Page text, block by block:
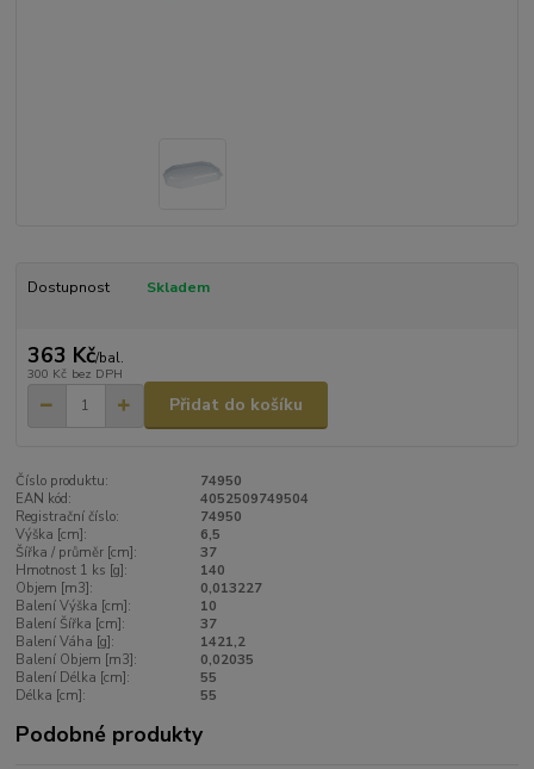
Dostupnost Skladem
363 Kč/bal.
300 Kč bez DPH
Přidat do košíku
Číslo produktu:
74950
EAN kód:
4052509749504
Registrační číslo:
74950
Výška [cm]:
6,5
Šířka / průměr [cm]:
37
Hmotnost 1 ks [g]:
140
Objem [m3]:
0,013227
Balení Výška [cm]:
10
Balení Šířka [cm]:
37
Balení Váha [g]:
1421,2
Balení Objem [m3]:
0,02035
Balení Délka [cm]:
55
Délka [cm]:
55
Podobné produkty